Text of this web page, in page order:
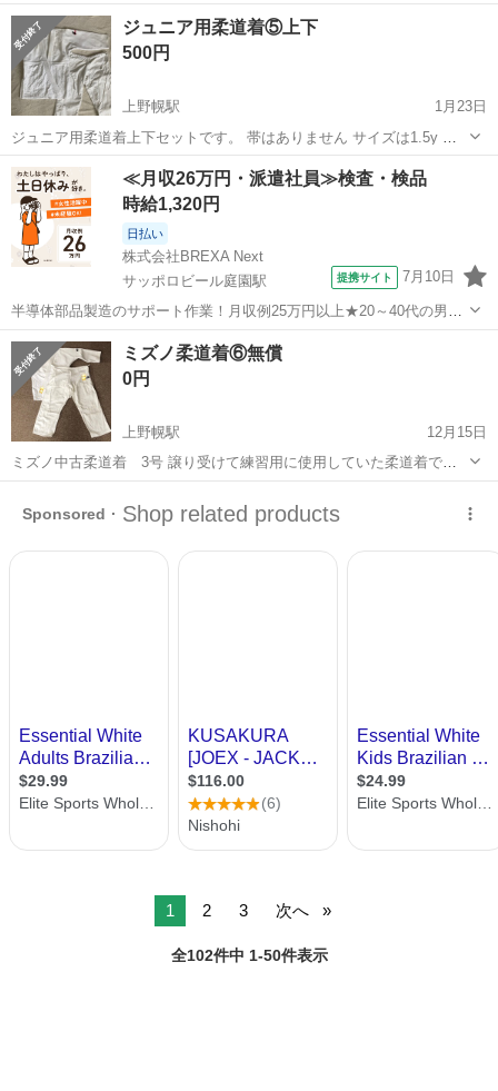
付けします。 なくなり次第終了。 サイズは写真を参照下さい。 取り
に来ていただける方でお願い致します。
北海道 札幌市 上野幌駅 武道、格闘技
ジュニア用柔道着⑤上下
500円
上野幌駅
1月23日
ジュニア用柔道着上下セットです。 帯はありません サイズは1.5y 取
りに来ていただける方でお願い致します。
北海道 札幌市 上野幌駅 武道、格闘技 付け
≪月収26万円・派遣社員≫検査・検品
時給1,320円
日払い
株式会社BREXA Next
サッポロビール庭園駅
提携サイト 7月10日
半導体部品製造のサポート作業！月収例25万円以上★20～40代の男女
活躍中！座り作業！空調完備なので1年中快適作業◎マイカー通勤OK
＆無料駐車場あり★作業着無償貸与◎《北海道恵庭市》 人気の工場の
お仕事 ◇半導体部品製造作...
北海道 恵庭市 サッポロビール庭園駅
ミズノ柔道着⑥無償
0円
上野幌駅
12月15日
ミズノ中古柔道着 3号 譲り受けて練習用に使用していた柔道着で
す。 写真では消していますが、ネーム刺繍あり。 えりのほつれ、膝の
あて補修があります。 廃棄予定でしたが、御所望がありましたらお譲
り致します。取りに来ていただけ...
1 2 3 次へ
全102件中 1-50件表示